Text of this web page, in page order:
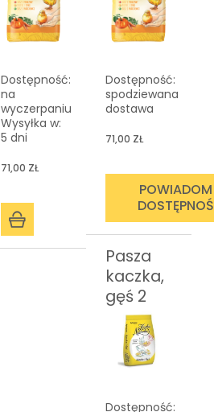
Dostępność:
na
wyczerpaniu
Wysyłka w:
5 dni
71,00 ZŁ
Dostępność:
spodziewana
dostawa
71,00 ZŁ
Pasza
kaczka,
gęś 2
Dostępność: